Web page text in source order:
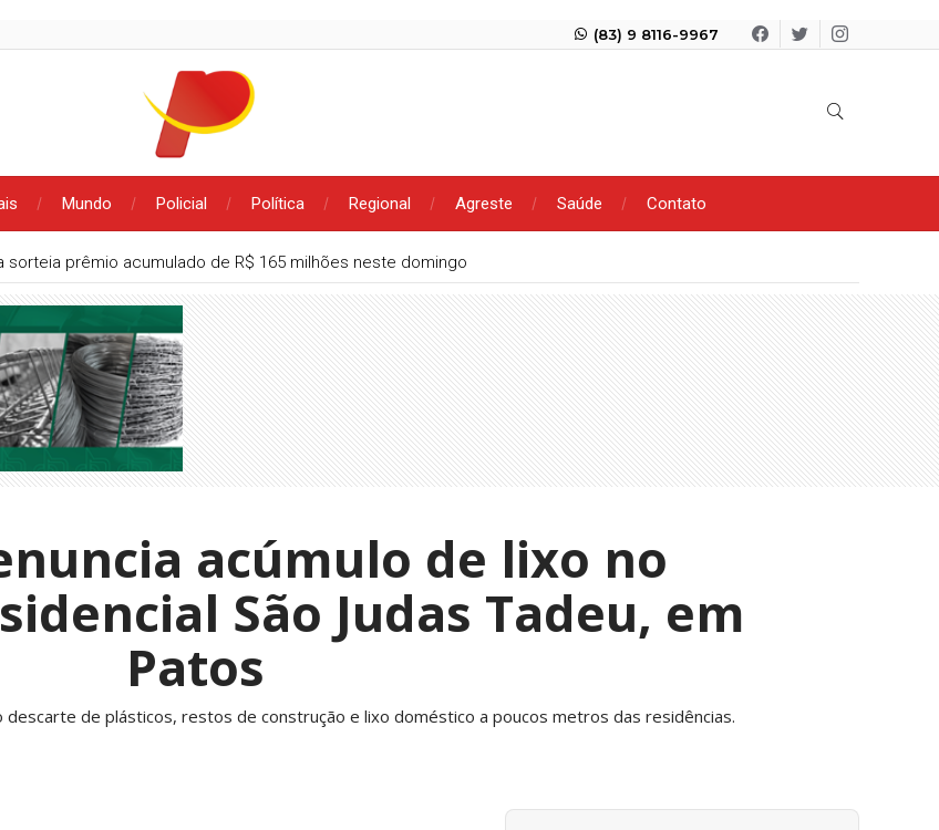
(83) 9 8116-9967
Mundo Policial Política Regional Agreste Saúde Contato
sorteia prêmio acumulado de R$ 165 milhões neste domingo
acúmulo de lixo no
São Judas Tadeu, em
Patos
de plásticos, restos de construção e lixo doméstico a poucos metros das residências.